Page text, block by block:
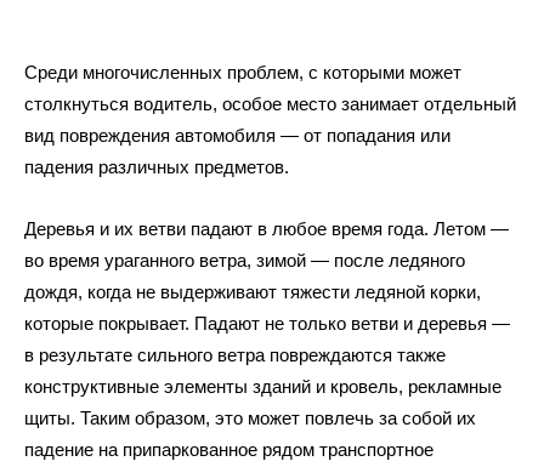
Среди многочисленных проблем, с которыми может
столкнуться водитель, особое место занимает отдельный
вид повреждения автомобиля — от попадания или
падения различных предметов.
Деревья и их ветви падают в любое время года. Летом —
во время ураганного ветра, зимой — после ледяного
дождя, когда не выдерживают тяжести ледяной корки,
которые покрывает. Падают не только ветви и деревья —
в результате сильного ветра повреждаются также
конструктивные элементы зданий и кровель, рекламные
щиты. Таким образом, это может повлечь за собой их
падение на припаркованное рядом транспортное